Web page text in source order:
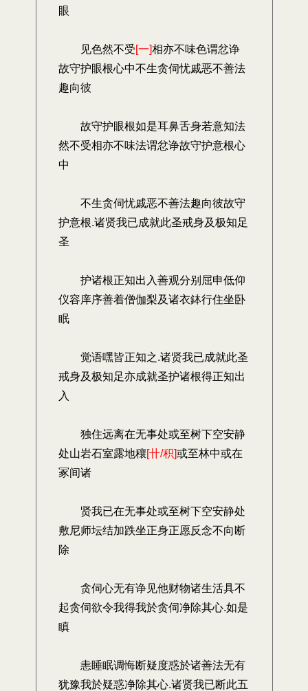
眼
见色然不受[一]相亦不味色谓忿诤
故守护眼根心中不生贪伺忧戚恶不善法
趣向彼
故守护眼根如是耳鼻舌身若意知法
然不受相亦不味法谓忿诤故守护意根心
中
不生贪伺忧戚恶不善法趣向彼故守
护意根.诸贤我已成就此圣戒身及极知足
圣
护诸根正知出入善观分别屈申低仰
仪容庠序善着僧伽梨及诸衣鉢行住坐卧
眠
觉语嘿皆正知之.诸贤我已成就此圣
戒身及极知足亦成就圣护诸根得正知出
入
独住远离在无事处或至树下空安静
处山岩石室露地穰[卄/积]或至林中或在
冢间诸
贤我已在无事处或至树下空安静处
敷尼师坛结加跌坐正身正愿反念不向断
除
贪伺心无有诤见他财物诸生活具不
起贪伺欲令我得我於贪伺净除其心.如是
瞋
恚睡眠调悔断疑度惑於诸善法无有
犹豫我於疑惑净除其心.诸贤我已断此五